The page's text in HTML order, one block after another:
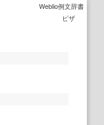
Weblio例文辞書
ピザ